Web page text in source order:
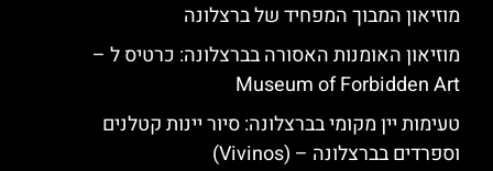
מוזיאון המבוך המפחיד של ברצלונה
מוזיאון האומנות האסורה בברצלונה: כרטיס ל –
Museum of Forbidden Art
טעימות יין מקומי בברצלונה: סיור יינות קטלנים
וספרדים בברצלונה – (Vivinos)